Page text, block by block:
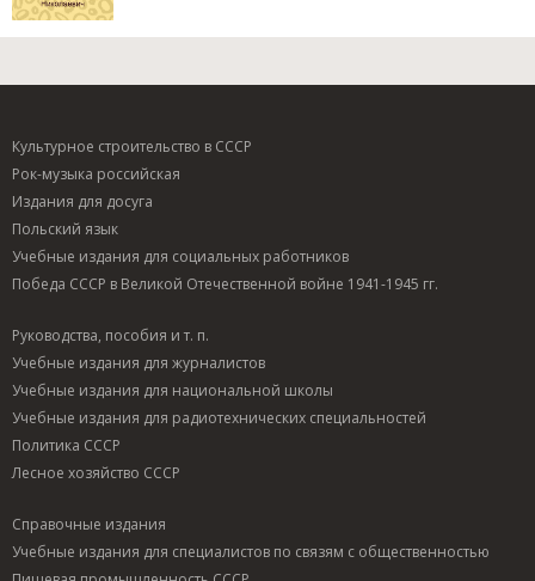
Культурное строительство в СССР
Рок-музыка российская
Издания для досуга
Польский язык
Учебные издания для социальных работников
Победа СССР в Великой Отечественной войне 1941-1945 гг.
Руководства, пособия и т. п.
Учебные издания для журналистов
Учебные издания для национальной школы
Учебные издания для радиотехнических специальностей
Политика СССР
Лесное хозяйство СССР
Справочные издания
Учебные издания для специалистов по связям с общественностью